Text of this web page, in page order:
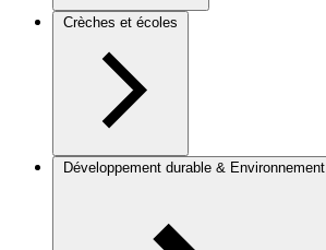
Crèches et écoles
Développement durable & Environnement